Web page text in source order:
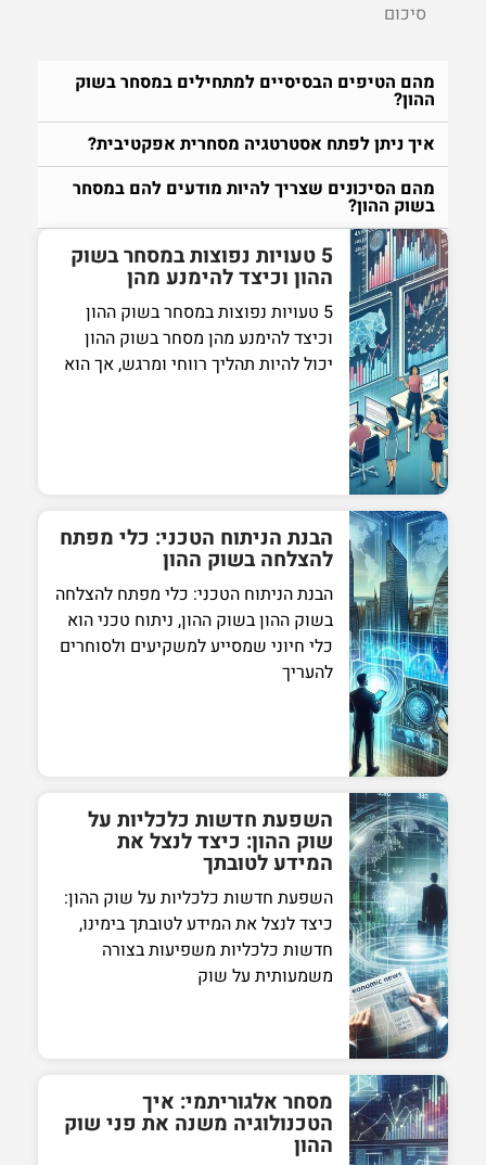
סיכום
מהם הטיפים הבסיסיים למתחילים במסחר בשוק
ההון?
איך ניתן לפתח אסטרטגיה מסחרית אפקטיבית?
מהם הסיכונים שצריך להיות מודעים להם במסחר
בשוק ההון?
5 טעויות נפוצות במסחר בשוק
ההון וכיצד להימנע מהן
5 טעויות נפוצות במסחר בשוק ההון
וכיצד להימנע מהן מסחר בשוק ההון
יכול להיות תהליך רווחי ומרגש, אך הוא
הבנת הניתוח הטכני: כלי מפתח
להצלחה בשוק ההון
הבנת הניתוח הטכני: כלי מפתח להצלחה
בשוק ההון בשוק ההון, ניתוח טכני הוא
כלי חיוני שמסייע למשקיעים ולסוחרים
להעריך
השפעת חדשות כלכליות על
שוק ההון: כיצד לנצל את
המידע לטובתך
השפעת חדשות כלכליות על שוק ההון:
כיצד לנצל את המידע לטובתך בימינו,
חדשות כלכליות משפיעות בצורה
משמעותית על שוק
מסחר אלגוריתמי: איך
הטכנולוגיה משנה את פני שוק
ההון